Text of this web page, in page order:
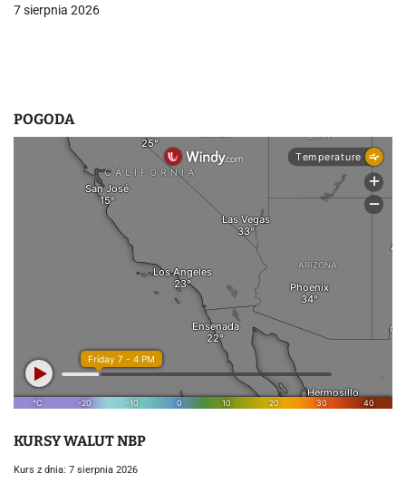
7 sierpnia 2026
POGODA
KURSY WALUT NBP
Kurs z dnia: 7 sierpnia 2026